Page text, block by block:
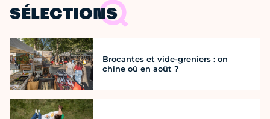
SÉLECTIONS
Brocantes et vide-greniers : on
chine où en août ?